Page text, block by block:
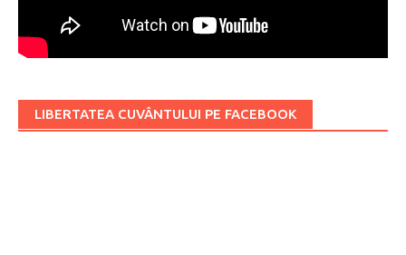
LIBERTATEA CUVÂNTULUI PE FACEBOOK